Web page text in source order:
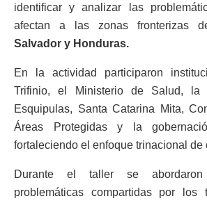
identificar y analizar las
afectan a las zonas fronterizas
Salvador y Honduras.
En la actividad participaron
Trifinio, el Ministerio de Salud, la
Esquipulas, Santa Catarina Mita,
Áreas Protegidas y la
fortaleciendo el enfoque trinacional de
Durante el taller se
problemáticas compartidas por los